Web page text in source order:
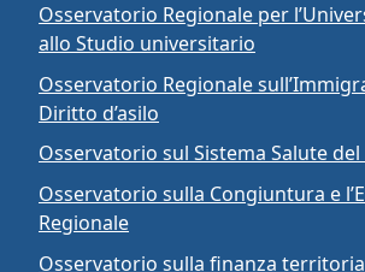
Osservatorio Regionale per
allo Studio universitario
Osservatorio Regionale
Diritto d’asilo
Osservatorio sul Sistema Salute
Osservatorio sulla Congiuntura e
Regionale
Osservatorio sulla finanza